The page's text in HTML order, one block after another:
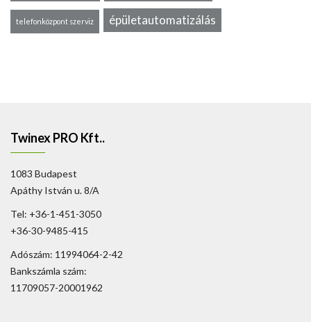
telefonközpont szerviz épületautomatizálás
Twinex PRO Kft..
1083 Budapest
Apáthy István u. 8/A
Tel: +36-1-451-3050
+36-30-9485-415
Adószám: 11994064-2-42
Bankszámla szám:
11709057-20001962